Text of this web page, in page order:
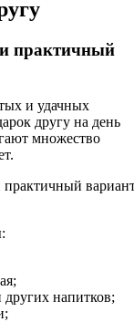
практичный
и удачных
другу на день
множество
напитков;